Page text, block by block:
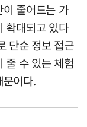
줄어드는 가
확대되고 있다
단순 정보 접근
줄 수 있는 체험
이다.